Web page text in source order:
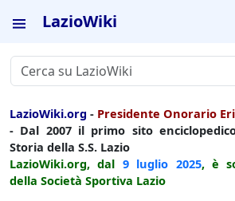
LazioWiki
LazioWiki.org - Presidente Onorario
- Dal 2007 il primo sito
Storia della S.S. Lazio
LazioWiki.org, dal 9 luglio 2025, è
della Società Sportiva Lazio